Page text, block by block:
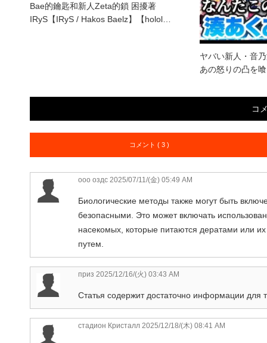
Bae的鑰匙和新人Zeta的鎖 困擾著
IRyS【IRyS / Hakos Baelz】【holol…
ヤバい新人・音
あの怒りの凸を
コ
コメント ( 3 )
ооо оздс 2025/07/11/(金) 05:49 AM
Биологические методы также могут быть
безопасными. Это может включать
насекомых, которые питаются дератами или
путем.
приз 2025/12/16/(火) 03:43 AM
Статья содержит достаточно информации для
стадион Кристалл 2025/12/18/(木) 08:41 AM